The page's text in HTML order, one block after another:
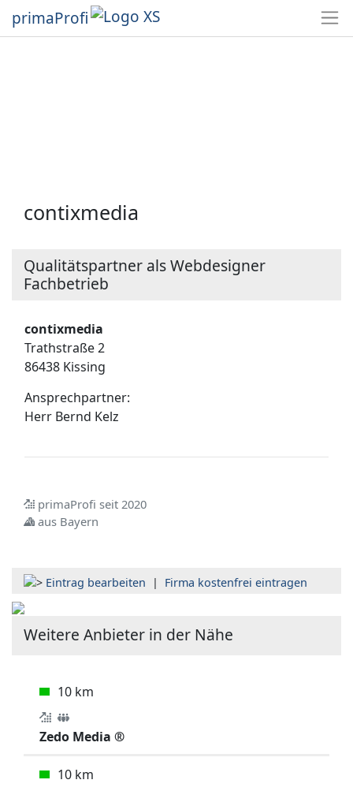
primaProfi
contixmedia
Qualitätspartner als Webdesigner
Fachbetrieb
contixmedia
Trathstraße 2
86438 Kissing
Ansprechpartner:
Herr Bernd Kelz
primaProfi seit 2020
aus Bayern
Eintrag bearbeiten | Firma kostenfrei eintragen
Weitere Anbieter in der Nähe
10 km
Zedo Media ®
10 km